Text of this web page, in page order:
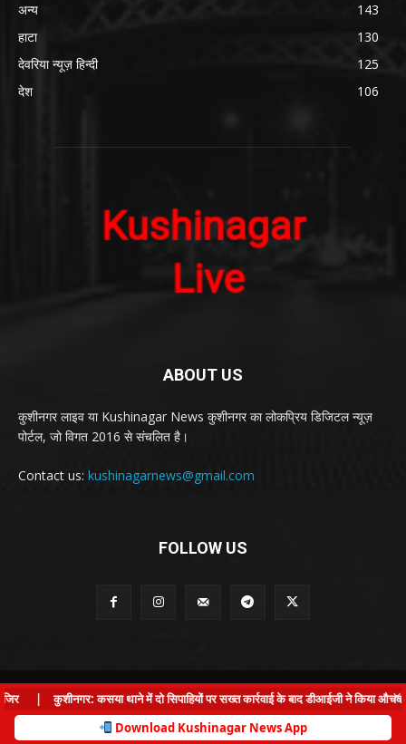
अन्य
143
हाटा
130
देवरिया न्यूज़ हिन्दी
125
देश
106
ABOUT US
कुशीनगर लाइव या Kushinagar News कुशीनगर का लोकप्रिय डिजिटल न्यूज़
पोर्टल, जो विगत 2016 से संचलित है।
Contact us: kushinagarnews@gmail.com
FOLLOW US
© Kushinagar Live - 2022
Home About us Privacy Policy Contact us
×
कुशीनगर: कसया थाने में दो सिपाहियों पर सख्त कार्रवाई के बाद डीआईजी ने किया औचक
Download Kushinagar News App